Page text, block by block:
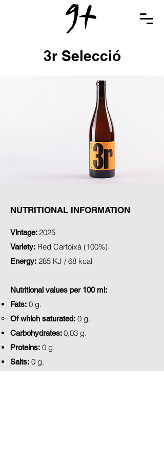
3r Selecció
NUTRITIONAL INFORMATION
Vintage:2025
Variety: Red Cartoixà (100%)
Energy: 285 KJ / 68 kcal
Nutritional values per 100 ml:
Fats: 0 g.
Of which saturated: 0 g.
Carbohydrates:0,03 g.
Proteins: 0 g.
Salts: 0 g.